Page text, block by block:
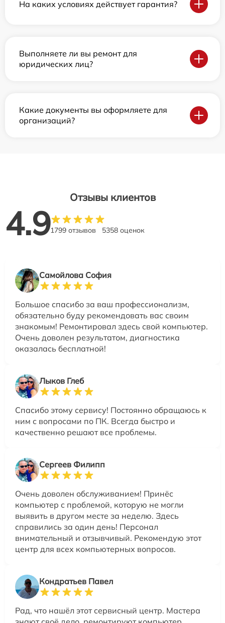
На каких условиях действует гарантия?
Выполняете ли вы ремонт для
юридических лиц?
Какие документы вы оформляете для
организаций?
Отзывы клиентов
4.91799 отзывов 5358 оценок
Самойлова София
Большое спасибо за ваш профессионализм,
обязательно буду рекомендовать вас своим
знакомым! Ремонтировал здесь свой компьютер.
Очень доволен результатом, диагностика
оказалась бесплатной!
Лыков Глеб
Спасибо этому сервису! Постоянно обращаюсь к
ним с вопросами по ПК. Всегда быстро и
качественно решают все проблемы.
Сергеев Филипп
Очень доволен обслуживанием! Принёс
компьютер с проблемой, которую не могли
выявить в другом месте за неделю. Здесь
справились за один день! Персонал
внимательный и отзывчивый. Рекомендую этот
центр для всех компьютерных вопросов.
Кондратьев Павел
Рад, что нашёл этот сервисный центр. Мастера